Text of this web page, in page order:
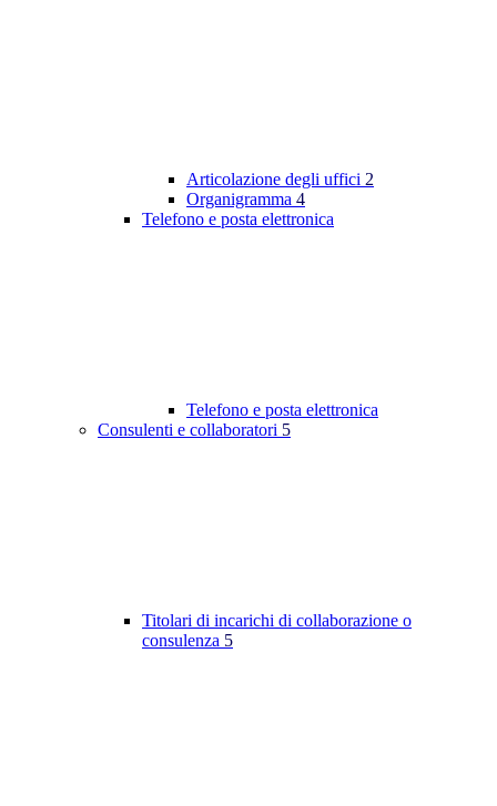
Articolazione degli uffici 2
Organigramma 4
Telefono e posta elettronica
Telefono e posta elettronica
Consulenti e collaboratori 5
Titolari di incarichi di collaborazione o
consulenza 5